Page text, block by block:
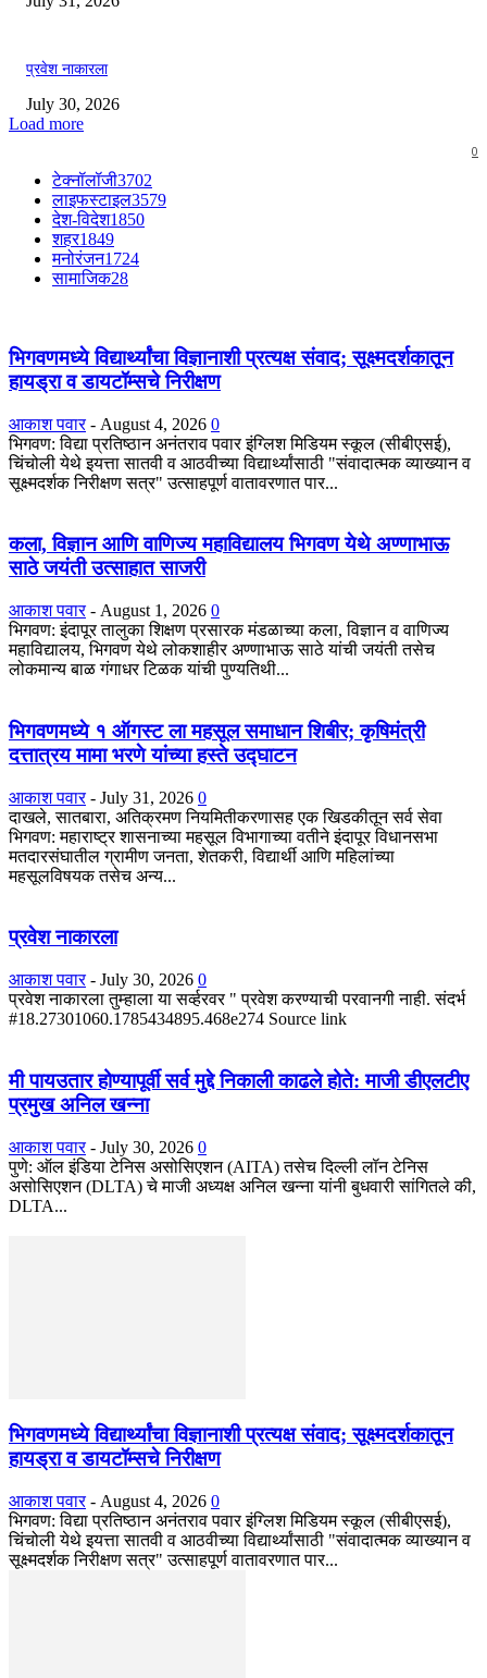
प्रवेश नाकारला
July 30, 2026
Load more
0
टेक्नॉलॉजी3702
लाइफस्टाइल3579
देश-विदेश1850
शहर1849
मनोरंजन1724
सामाजिक28
भिगवणमध्ये विद्यार्थ्यांचा विज्ञानाशी प्रत्यक्ष संवाद; सूक्ष्मदर्शकातून
हायड्रा व डायटॉम्सचे निरीक्षण
आकाश पवार - August 4, 2026 0
भिगवण: विद्या प्रतिष्ठान अनंतराव पवार इंग्लिश मिडियम स्कूल (सीबीएसई),
चिंचोली येथे इयत्ता सातवी व आठवीच्या विद्यार्थ्यांसाठी "संवादात्मक व्याख्यान व
सूक्ष्मदर्शक निरीक्षण सत्र" उत्साहपूर्ण वातावरणात पार...
कला, विज्ञान आणि वाणिज्य महाविद्यालय भिगवण येथे अण्णाभाऊ
साठे जयंती उत्साहात साजरी
आकाश पवार - August 1, 2026 0
भिगवण: इंदापूर तालुका शिक्षण प्रसारक मंडळाच्या कला, विज्ञान व वाणिज्य
महाविद्यालय, भिगवण येथे लोकशाहीर अण्णाभाऊ साठे यांची जयंती तसेच
लोकमान्य बाळ गंगाधर टिळक यांची पुण्यतिथी...
भिगवणमध्ये १ ऑगस्ट ला महसूल समाधान शिबीर; कृषिमंत्री
दत्तात्रय मामा भरणे यांच्या हस्ते उद्घाटन
आकाश पवार - July 31, 2026 0
दाखले, सातबारा, अतिक्रमण नियमितीकरणासह एक खिडकीतून सर्व सेवा
भिगवण: महाराष्ट्र शासनाच्या महसूल विभागाच्या वतीने इंदापूर विधानसभा
मतदारसंघातील ग्रामीण जनता, शेतकरी, विद्यार्थी आणि महिलांच्या
महसूलविषयक तसेच अन्य...
प्रवेश नाकारला
आकाश पवार - July 30, 2026 0
प्रवेश नाकारला तुम्हाला या सर्व्हरवर " प्रवेश करण्याची परवानगी नाही. संदर्भ
#18.27301060.1785434895.468e274 Source link
मी पायउतार होण्यापूर्वी सर्व मुद्दे निकाली काढले होते: माजी डीएलटीए
प्रमुख अनिल खन्ना
आकाश पवार - July 30, 2026 0
पुणे: ऑल इंडिया टेनिस असोसिएशन (AITA) तसेच दिल्ली लॉन टेनिस
असोसिएशन (DLTA) चे माजी अध्यक्ष अनिल खन्ना यांनी बुधवारी सांगितले की,
DLTA...
भिगवणमध्ये विद्यार्थ्यांचा विज्ञानाशी प्रत्यक्ष संवाद; सूक्ष्मदर्शकातून
हायड्रा व डायटॉम्सचे निरीक्षण
आकाश पवार - August 4, 2026 0
भिगवण: विद्या प्रतिष्ठान अनंतराव पवार इंग्लिश मिडियम स्कूल (सीबीएसई),
चिंचोली येथे इयत्ता सातवी व आठवीच्या विद्यार्थ्यांसाठी "संवादात्मक व्याख्यान व
सूक्ष्मदर्शक निरीक्षण सत्र" उत्साहपूर्ण वातावरणात पार...